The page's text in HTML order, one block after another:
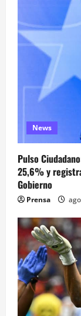
News
Pulso
25,6% y
Gobierno
Prensa